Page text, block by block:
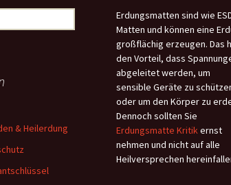
Erdungsmatten sind wie
Matten und können eine
großflächig erzeugen. Das
den Vorteil, dass
abgeleitet werden, um
sensible Geräte zu
oder um den Körper zu
Dennoch sollten Sie
Erdungsmatte Kritikernst
nehmen und nicht auf alle
Heilversprechen
& Heilerdung